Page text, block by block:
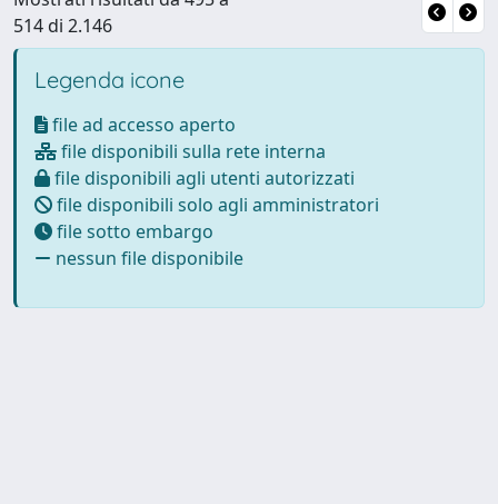
514 di 2.146
Legenda icone
file ad accesso aperto
file disponibili sulla rete interna
file disponibili agli utenti autorizzati
file disponibili solo agli amministratori
file sotto embargo
nessun file disponibile